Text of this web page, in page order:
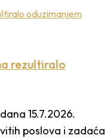
rezultiralo
15.7.2026.
poslova i zadaća